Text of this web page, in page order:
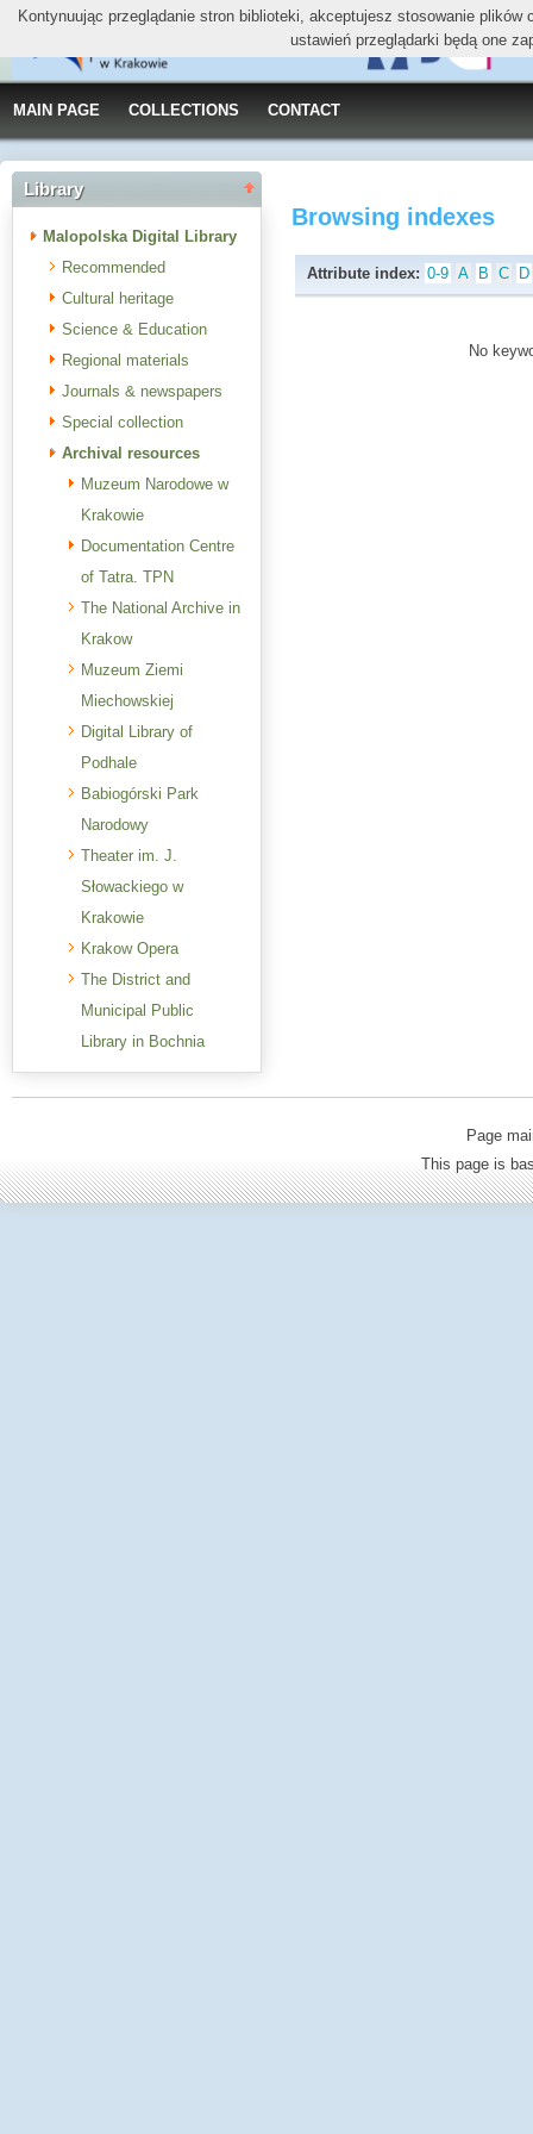
MAIN PAGE COLLECTIONS CONTACT
Library
Malopolska Digital Library
Recommended
Cultural heritage
Science & Education
Regional materials
Journals & newspapers
Special collection
Archival resources
Muzeum Narodowe w
Krakowie
Documentation Centre
of Tatra. TPN
The National Archive in
Krakow
Muzeum Ziemi
Miechowskiej
Digital Library of
Podhale
Babiogórski Park
Narodowy
Theater im. J.
Słowackiego w
Krakowie
Krakow Opera
The District and
Municipal Public
Library in Bochnia
Browsing indexes
Attribute index: 0-9 A B C D
No
Page
This page is
Kontynuując przeglądanie stron biblioteki, akceptujesz stosowanie
ustawień przeglądarki będą one